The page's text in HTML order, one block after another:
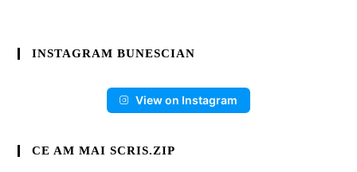
INSTAGRAM BUNESCIAN
View on Instagram
CE AM MAI SCRIS.ZIP